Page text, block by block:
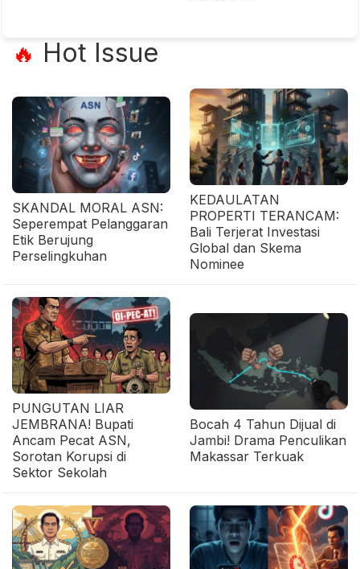
🔥 Hot Issue
SKANDAL MORAL ASN:
Seperempat Pelanggaran
Etik Berujung
Perselingkuhan
KEDAULATAN
PROPERTI TERANCAM:
Bali Terjerat Investasi
Global dan Skema
Nominee
PUNGUTAN LIAR
JEMBRANA! Bupati
Ancam Pecat ASN,
Sorotan Korupsi di
Sektor Sekolah
Bocah 4 Tahun Dijual di
Jambi! Drama Penculikan
Makassar Terkuak